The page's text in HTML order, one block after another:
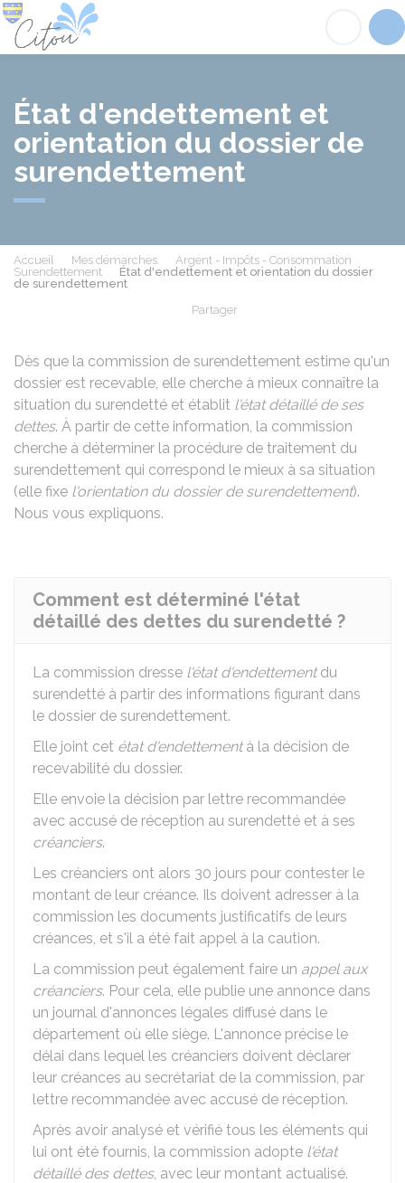
État d'endettement et
orientation du dossier de
surendettement
Accueil Mes démarches
Argent - Impôts - Consommation
Surendettement
État d'endettement et orientation du dossier
de surendettement
Partager
Dès que la commission de surendettement estime qu'un
dossier est recevable, elle cherche à mieux connaître la
situation du surendetté et établit l'état détaillé de ses
dettes. À partir de cette information, la commission
cherche à déterminer la procédure de traitement du
surendettement qui correspond le mieux à sa situation
(elle fixe l'orientation du dossier de surendettement).
Nous vous expliquons.
Comment est déterminé l'état
détaillé des dettes du surendetté ?
La commission dresse l'état d'endettementdu
surendetté à partir des informations figurant dans
le dossier de surendettement.
Elle joint cet état d'endettementà la décision de
recevabilité du dossier.
Elle envoie la décision par lettre recommandée
avec accusé de réception au surendetté et à ses
créanciers.
Les créanciers ont alors 30 jours pour contester le
montant de leur créance. Ils doivent adresser à la
commission les documents justificatifs de leurs
créances, et s'il a été fait appel à la caution.
La commission peut également faire un appel aux
créanciers. Pour cela, elle publie une annonce dans
un journal d'annonces légales diffusé dans le
département où elle siège. L'annonce précise le
délai dans lequel les créanciers doivent déclarer
leur créances au secrétariat de la commission, par
lettre recommandée avec accusé de réception.
Après avoir analysé et vérifié tous les éléments qui
lui ont été fournis, la commission adopte l'état
détaillé des dettes, avec leur montant actualisé.